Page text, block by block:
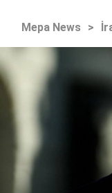
Mepa News >